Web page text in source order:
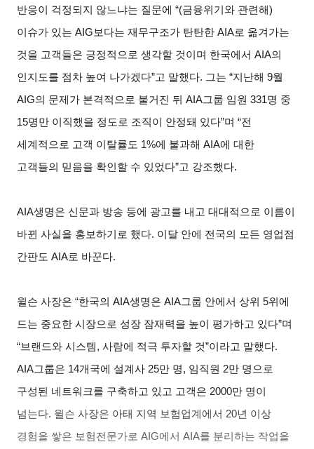
반응이 걱정되지 않느냐는 질문에 “(금융위기와 관련해)
이슈가 있는 AIG보다는 재무구조가 탄탄한 AIA로 옮겨가는
것을 고객들은 긍정적으로 생각할 것이며 한국에서 AIA의
인지도를 점차 높여 나가겠다”고 말했다. 그는 “지난해 9월
AIG의 문제가 본격적으로 불거진 뒤 AIA그룹 임원 331명 중
15명만 이직했을 정도로 조직이 안정돼 있다”며 “전
세계적으로 고객 이탈률도 1%에 불과해 AIA에 대한
고객들의 믿음을 확인할 수 있었다”고 강조했다.
AIA생명은 신문과 방송 등에 광고를 내고 대대적으로 이름이
바뀐 사실을 홍보하기로 했다. 이달 안에 전국의 모든 영업점
간판도 AIA로 바꾼다.
윌슨 사장은 “한국의 AIA생명은 AIA그룹 안에서 상위 5위에
드는 중요한 시장으로 성장 잠재력을 높이 평가하고 있다”며
“브랜드와 시스템, 사람에 적극 투자할 것”이라고 말했다.
AIA그룹은 14개국에 설계사 25만 명, 임직원 2만 명으로
구성된 네트워크를 구축하고 있고 고객은 2000만 명이
넘는다. 윌슨 사장은 아태 지역 보험업계에서 20년 이상
경험을 쌓은 보험전문가로 AIG에서 AIA를 분리하는 작업을